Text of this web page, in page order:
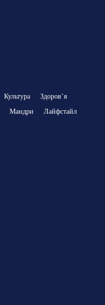
Культура
Здоровʼя
Мандри
Лайфстайл